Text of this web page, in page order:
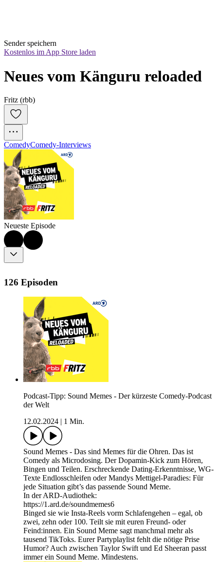
Sender speichern
Kostenlos im App Store laden
Neues vom Känguru reloaded
Fritz (rbb)
ComedyComedy-Interviews
Neueste Episode
126 Episoden
Podcast-Tipp: Sound Memes - Der kürzeste Comedy-Podcast
der Welt
12.02.2024
1 Min.
Sound Memes - Das sind Memes für die Ohren. Das ist
Comedy als Microdosing. Der Dopamin-Kick zum Hören,
Bingen und Teilen. Erschreckende Dating-Erkenntnisse, WG-
Texte Endlosschleifen oder Mandys Mettigel-Paradies: Für
jede Situation gibt’s das passende Sound Meme.
In der ARD-Audiothek:
https://1.ard.de/soundmemes6
Binged sie wie Insta-Reels vorm Schlafengehen – egal, ob
zwei, zehn oder 100. Teilt sie mit euren Freund- oder
Feind:innen. Ein Sound Meme sagt manchmal mehr als
tausend TikToks. Eurer Partyplaylist fehlt die nötige Prise
Humor? Auch zwischen Taylor Swift und Ed Sheeran passt
immer ein Sound Meme. Mindestens.